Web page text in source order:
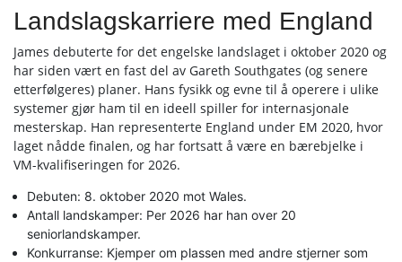
Landslagskarriere med England
James debuterte for det engelske landslaget i oktober 2020 og
har siden vært en fast del av Gareth Southgates (og senere
etterfølgeres) planer. Hans fysikk og evne til å operere i ulike
systemer gjør ham til en ideell spiller for internasjonale
mesterskap. Han representerte England under EM 2020, hvor
laget nådde finalen, og har fortsatt å være en bærebjelke i
VM-kvalifiseringen for 2026.
Debuten: 8. oktober 2020 mot Wales.
Antall landskamper: Per 2026 har han over 20
seniorlandskamper.
Konkurranse: Kjemper om plassen med andre stjerner som